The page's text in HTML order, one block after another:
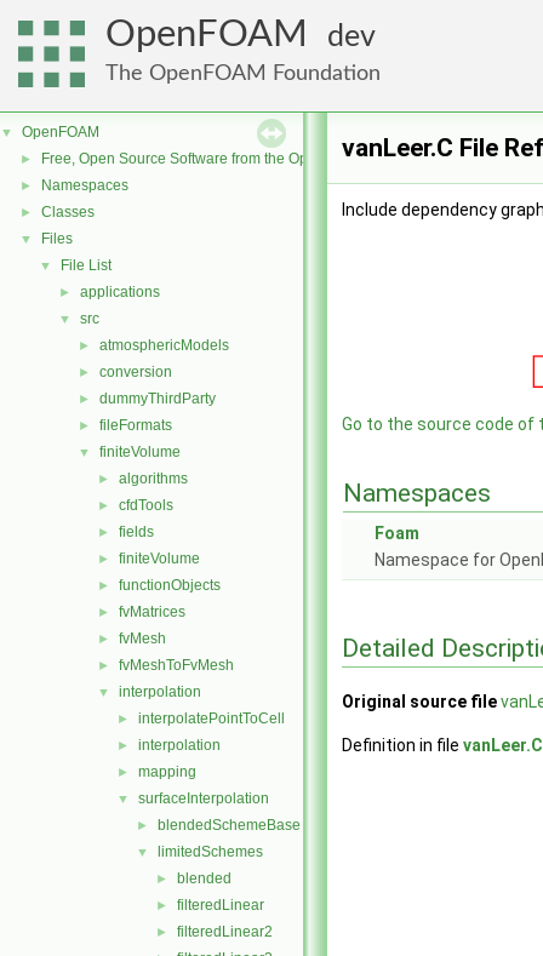
OpenFOAM dev
The OpenFOAM Foundation
▼ OpenFOAM
► Free, Open Source Software from the OpenFOAM Foundation
► Namespaces
► Classes
▼ Files
▼ File List
► applications
▼ src
► atmosphericModels
► conversion
► dummyThirdParty
► fileFormats
▼ finiteVolume
► algorithms
► cfdTools
► fields
► finiteVolume
► functionObjects
► fvMatrices
► fvMesh
► fvMeshToFvMesh
▼ interpolation
► interpolatePointToCell
► interpolation
► mapping
▼ surfaceInterpolation
► blendedSchemeBase
▼ limitedSchemes
► blended
► filteredLinear
► filteredLinear2
vanLeer.C File
Include dependency
Go to the source code of
Namespaces
Foam
Namespace for
Detailed
Original source file
Definition in file vanLeer.C